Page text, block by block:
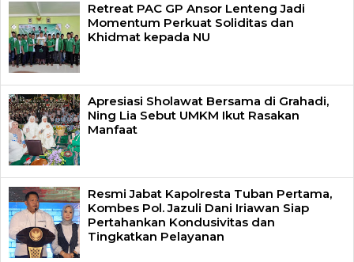
Retreat PAC GP Ansor Lenteng Jadi
Momentum Perkuat Soliditas dan
Khidmat kepada NU
Apresiasi Sholawat Bersama di Grahadi,
Ning Lia Sebut UMKM Ikut Rasakan
Manfaat
Resmi Jabat Kapolresta Tuban Pertama,
Kombes Pol. Jazuli Dani Iriawan Siap
Pertahankan Kondusivitas dan
Tingkatkan Pelayanan